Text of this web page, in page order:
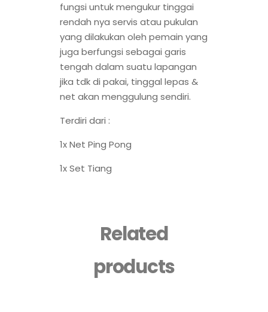
fungsi untuk mengukur tinggai
rendah nya servis atau pukulan
yang dilakukan oleh pemain yang
juga berfungsi sebagai garis
tengah dalam suatu lapangan
jika tdk di pakai, tinggal lepas &
net akan menggulung sendiri.
Terdiri dari :
1x Net Ping Pong
1x Set Tiang
Related
products